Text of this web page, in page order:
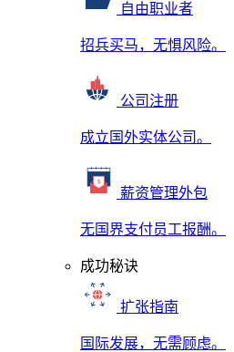
自由职业者
招兵买马，无惧风险。
公司注册
成立国外实体公司。
薪资管理外包
无国界支付员工报酬。
成功秘诀
扩张指南
国际发展，无需顾虑。